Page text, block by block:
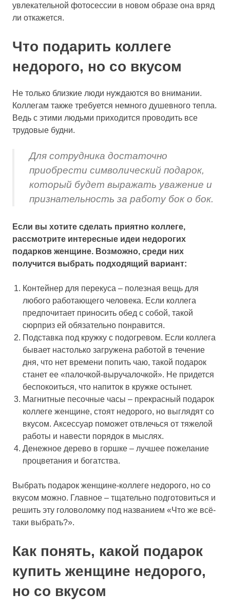
увлекательной фотосессии в новом образе она вряд
ли откажется.
Что подарить коллеге
недорого, но со вкусом
Не только близкие люди нуждаются во внимании.
Коллегам также требуется немного душевного тепла.
Ведь с этими людьми приходится проводить все
трудовые будни.
Для сотрудника достаточно
приобрести символический подарок,
который будет выражать уважение и
признательность за работу бок о бок.
Если вы хотите сделать приятно коллеге,
рассмотрите интересные идеи недорогих
подарков женщине. Возможно, среди них
получится выбрать подходящий вариант:
Контейнер для перекуса – полезная вещь для
любого работающего человека. Если коллега
предпочитает приносить обед с собой, такой
сюрприз ей обязательно понравится.
Подставка под кружку с подогревом. Если коллега
бывает настолько загружена работой в течение
дня, что нет времени попить чаю, такой подарок
станет ее «палочкой-выручалочкой». Не придется
беспокоиться, что напиток в кружке остынет.
Магнитные песочные часы – прекрасный подарок
коллеге женщине, стоят недорого, но выглядят со
вкусом. Аксессуар поможет отвлечься от тяжелой
работы и навести порядок в мыслях.
Денежное дерево в горшке – лучшее пожелание
процветания и богатства.
Выбрать подарок женщине-коллеге недорого, но со
вкусом можно. Главное – тщательно подготовиться и
решить эту головоломку под названием «Что же всё-
таки выбрать?».
Как понять, какой подарок
купить женщине недорого,
но со вкусом